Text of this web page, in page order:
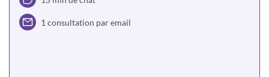
1 consultation par email